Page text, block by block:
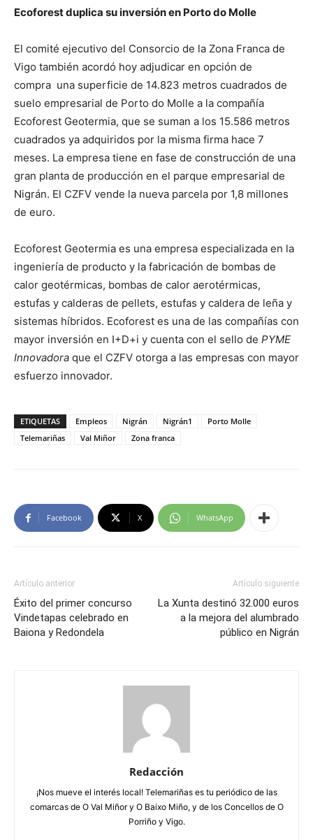
Ecoforest duplica su inversión en Porto do Molle
El comité ejecutivo del Consorcio de la Zona Franca de
Vigo también acordó hoy adjudicar en opción de
compra una superficie de 14.823 metros cuadrados de
suelo empresarial de Porto do Molle a la compañía
Ecoforest Geotermia, que se suman a los 15.586 metros
cuadrados ya adquiridos por la misma firma hace 7
meses. La empresa tiene en fase de construcción de una
gran planta de producción en el parque empresarial de
Nigrán. El CZFV vende la nueva parcela por 1,8 millones
de euro.
Ecoforest Geotermia es una empresa especializada en la
ingeniería de producto y la fabricación de bombas de
calor geotérmicas, bombas de calor aerotérmicas,
estufas y calderas de pellets, estufas y caldera de leña y
sistemas híbridos. Ecoforest es una de las compañías con
mayor inversión en I+D+i y cuenta con el sello de PYME
Innovadora que el CZFV otorga a las empresas con mayor
esfuerzo innovador.
ETIQUETAS Empleos Nigrán Nigrán1
Porto Molle
Telemariñas
Val Miñor Zona franca
Facebook X WhatsApp
Artículo anterior
Éxito del primer concurso
Vindetapas celebrado en
Baiona y Redondela
Artículo siguiente
La Xunta destinó 32.000 euros
a la mejora del alumbrado
público en Nigrán
Redacción
¡Nos mueve el interés local! Telemariñas es tu periódico de las
comarcas de O Val Miñor y O Baixo Miño, y de los Concellos de O
Porriño y Vigo.